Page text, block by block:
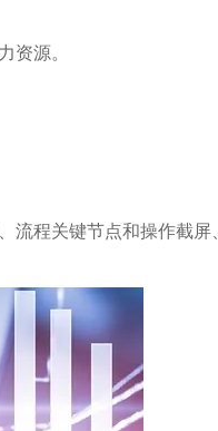
资源。
程关键节点和操作截